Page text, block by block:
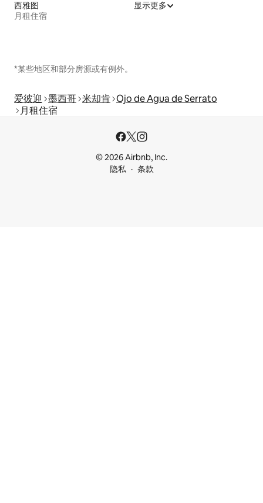
西雅图
月租住宿
显示更多
*某些地区和部分房源或有例外。
爱彼迎 墨西哥 米却肯 Ojo de Agua de Serrato
月租住宿
© 2026 Airbnb, Inc.
隐私
条款